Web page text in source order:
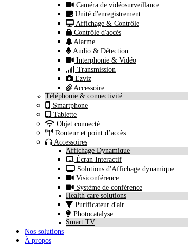
Caméra de vidéosurveillance
Unité d'enregistrement
Affichage & Contrôle
Contrôle d'accès
Alarme
Audio & Détection
Interphonie & Vidéo
Transmission
Ezviz
Accessoire
Téléphonie & connectivité
Smartphone
Tablette
Objet connecté
Routeur et point d’accès
Accessoires
Affichage Dynamique
Écran Interactif
Solutions d'Affichage dynamique
Visiconférence
Système de conférence
Health care solutions
Purificateur d'air
Photocatalyse
Smart TV
Nos solutions
À propos